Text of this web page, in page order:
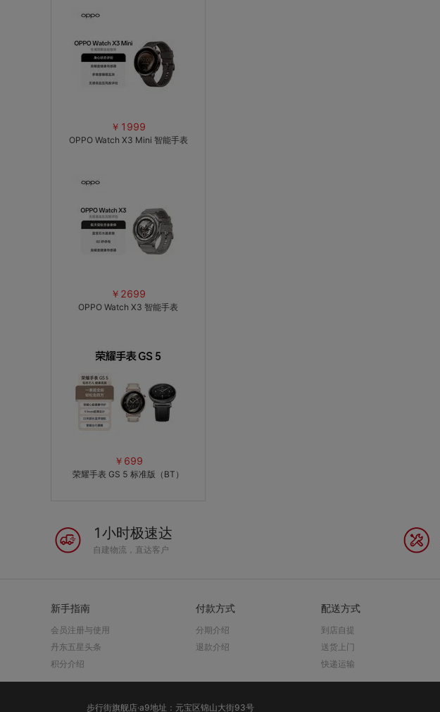
￥1999
OPPO Watch X3 Mini 智能手表
￥2699
OPPO Watch X3 智能手表
￥699
荣耀手表 GS 5 标准版（BT）
1小时极速达
自建物流，直达客户
新手指南
会员注册与使用
丹东五星头条
积分介绍
付款方式
分期介绍
退款介绍
配送方式
到店自提
送货上门
快递运输
步行街旗舰店·a9地址：元宝区锦山大街93号